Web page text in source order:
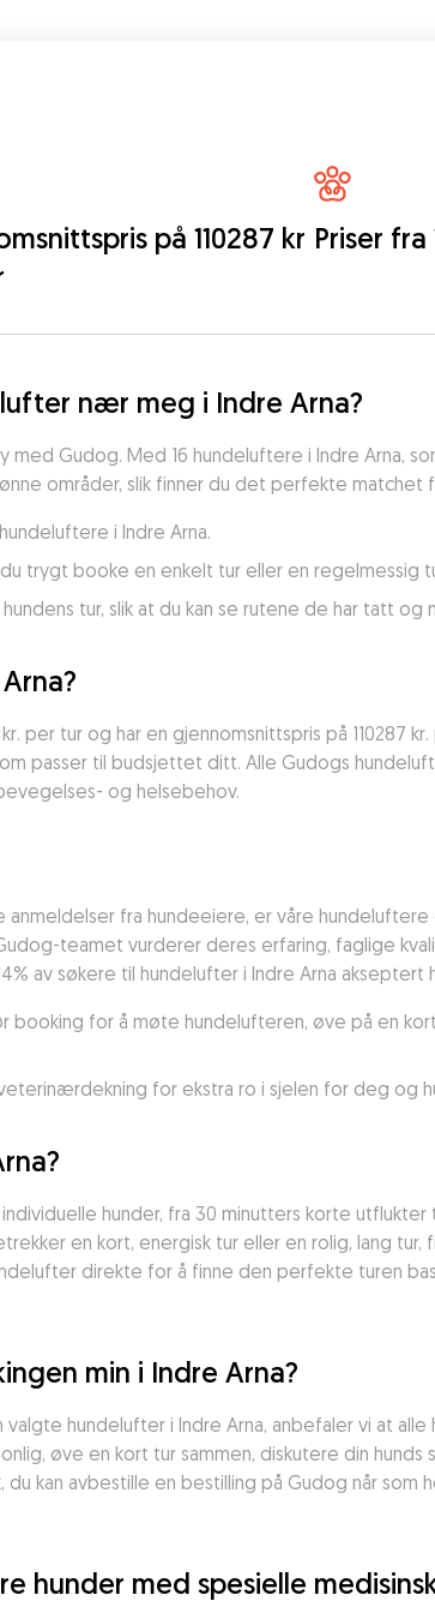
på 110287 kr Priser
nær meg i Indre Arna?
Gudog. Med 16 hundeluftere i Indre Arna,
områder, slik finner du det perfekte matchet
i Indre Arna.
trygt booke en enkelt tur eller en regelmessig
tur, slik at du kan se rutene de har tatt og
per tur og har en gjennomsnittspris på 110287
passer til budsjettet ditt. Alle Gudogs
og helsebehov.
fra hundeeiere, er våre
teamet vurderer deres erfaring, faglige
av søkere til hundelufter i Indre Arna
booking for å møte hundelufteren, øve på en
for ekstra ro i sjelen for deg og
hunder, fra 30 minutters korte
en kort, energisk tur eller en rolig, lang tur,
direkte for å finne den perfekte turen
min i Indre Arna?
hundelufter i Indre Arna, anbefaler vi at
øve en kort tur sammen, diskutere din
kan avbestille en bestilling på Gudog når som
hunder med spesielle